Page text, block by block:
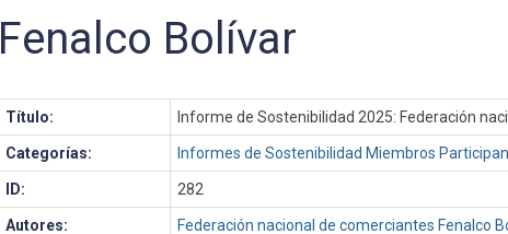
Fenalco Bolívar
Título: Informe de Sostenibilidad 2025: Federación
Categorías: Informes de Sostenibilidad Miembros
ID: 282
Autores: Federación nacional de comerciantes Fenalco